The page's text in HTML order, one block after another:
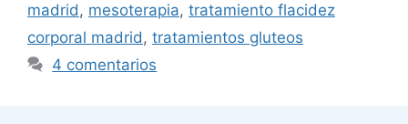
madrid, mesoterapia, tratamiento flacidez
corporal madrid, tratamientos gluteos
4 comentarios